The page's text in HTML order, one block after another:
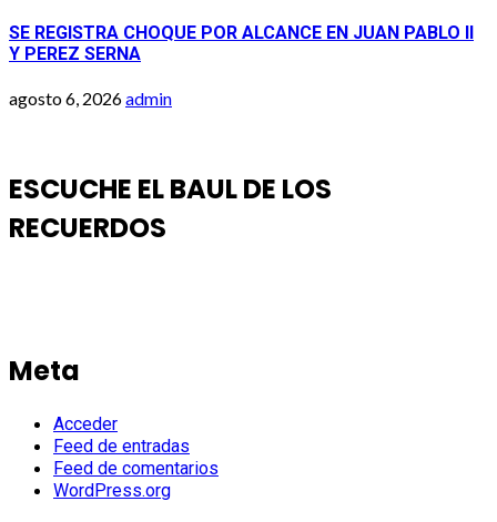
SE REGISTRA CHOQUE POR ALCANCE EN JUAN PABLO II
Y PEREZ SERNA
agosto 6, 2026admin
ESCUCHE EL BAUL DE LOS
RECUERDOS
Meta
Acceder
Feed de entradas
Feed de comentarios
WordPress.org